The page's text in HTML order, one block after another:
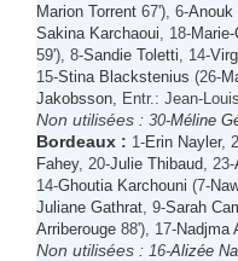
Marion Torrent 67'), 6-Anouk
Sakina Karchaoui , 18-
59'), 8-Sandie Toletti , 14-
15-Stina Blackstenius (26-
Jakobsson , Entr.: Jean-
Non utilisées : 30-Méline
Bordeaux : 1-Erin Nayler,
Fahey, 20-Julie Thibaud , 23-
14-Ghoutia Karchouni (7-
Juliane Gathrat , 9-Sarah
Arriberouge 88'), 17-Nadjma
Non utilisées : 16-Alizée